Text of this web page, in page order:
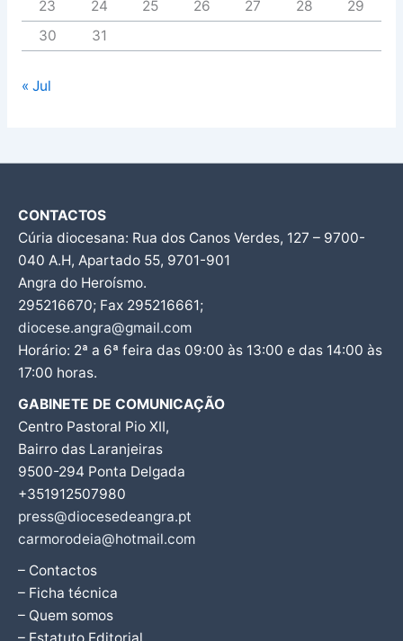
23
24 25 26 27 28
29
30
31
« Jul
CONTACTOS
Cúria diocesana: Rua dos Canos Verdes, 127 – 9700-
040 A.H, Apartado 55, 9701-901
Angra do Heroísmo.
295216670; Fax 295216661;
diocese.angra@gmail.com
Horário: 2ª a 6ª feira das 09:00 às 13:00 e das 14:00 às
17:00 horas.
GABINETE DE COMUNICAÇÃO
Centro Pastoral Pio XII,
Bairro das Laranjeiras
9500-294 Ponta Delgada
+351912507980
press@diocesedeangra.pt
carmorodeia@hotmail.com
– Contactos
– Ficha técnica
– Quem somos